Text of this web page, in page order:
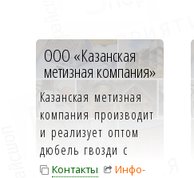
ООО «Казанская
метизная компания»
Казанская метизная
компания производит
и реализует оптом
дюбель гвозди с
увеличенной
Контакты
Инфо-